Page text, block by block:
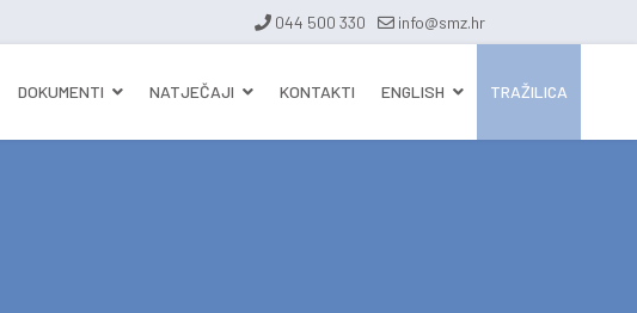
044 500 330 info@smz.hr
DOKUMENTI NATJEČAJI KONTAKTI ENGLISH TRAŽILICA